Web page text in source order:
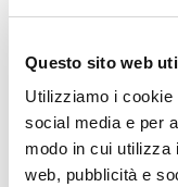
Questo sito web
Utilizziamo i cookie
social media e per
modo in cui utilizza
web, pubblicità e